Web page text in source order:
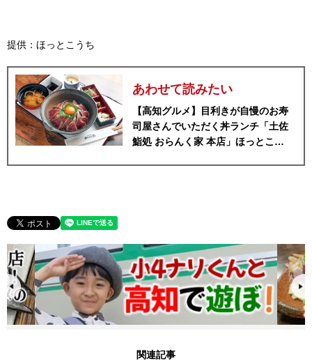
提供：ほっとこうち
あわせて読みたい
【高知グルメ】目利きが自慢のお寿
司屋さんでいただく丼ランチ「土佐
鮨処 おらんく家 本店」ほっとこう
関連記事